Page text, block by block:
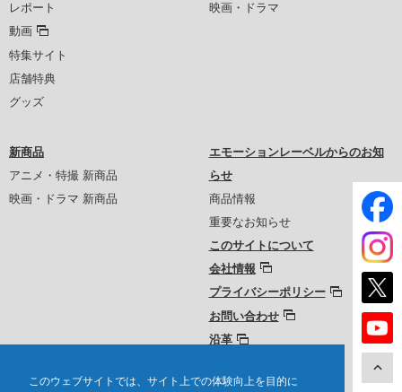
このウェブサイトでは、サイト上での体験向上を目的に
レポート
動画
特集サイト
店舗特典
グッズ
映画・ドラマ
新商品
アニメ・特撮 新商品
映画・ドラマ 新商品
エモーションレーベルからのお知
らせ
商品情報
重要なお知らせ
このサイトについて
会社情報
プライバシーポリシー
お問い合わせ
沿革